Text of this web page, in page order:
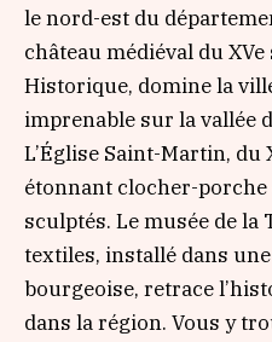
le nord-est du
château médiéval du
Historique, domine la
imprenable sur la vallée
L’Église Saint-Martin, du
étonnant clocher-porche
sculptés. Le musée de la
textiles, installé dans
bourgeoise, retrace
dans la région. Vous y